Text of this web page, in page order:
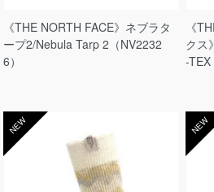
《THE NORTH FACE》ネブラタ
ープ2/Nebula Tarp 2（NV2232
6）
《
クス
-TEX
NEW NEW